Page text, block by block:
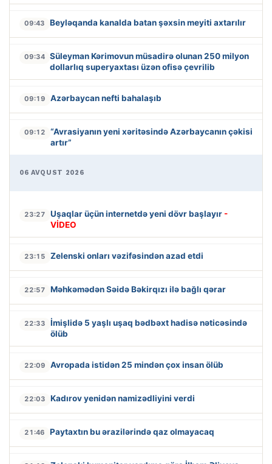
09:43 Beyləqanda kanalda batan şəxsin meyiti axtarılır
09:34 Süleyman Kərimovun müsadirə olunan 250 milyon
dollarlıq superyaxtası üzən ofisə çevrilib
09:19 Azərbaycan nefti bahalaşıb
09:12
“Avrasiyanın yeni xəritəsində Azərbaycanın çəkisi
artır”
06 AVQUST 2026
23:27 Uşaqlar üçün internetdə yeni dövr başlayır -
VİDEO
23:15 Zelenski onları vəzifəsindən azad etdi
22:57 Məhkəmədən Səidə Bəkirqızı ilə bağlı qərar
22:33
İmişlidə 5 yaşlı uşaq bədbəxt hadisə nəticəsində
ölüb
22:09 Avropada istidən 25 mindən çox insan ölüb
22:03 Kadırov yenidən namizədliyini verdi
21:46 Paytaxtın bu ərazilərində qaz olmayacaq